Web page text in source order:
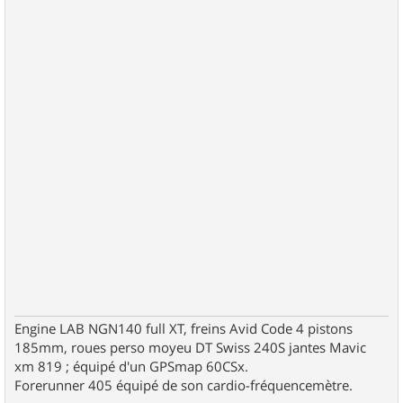
Engine LAB NGN140 full XT, freins Avid Code 4 pistons
185mm, roues perso moyeu DT Swiss 240S jantes Mavic
xm 819 ; équipé d'un GPSmap 60CSx.
Forerunner 405 équipé de son cardio-fréquencemètre.